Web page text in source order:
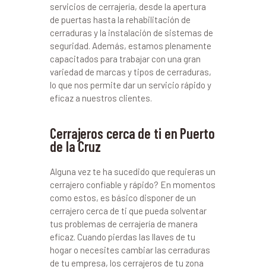
servicios de cerrajería, desde la apertura
de puertas hasta la rehabilitación de
cerraduras y la instalación de sistemas de
seguridad. Además, estamos plenamente
capacitados para trabajar con una gran
variedad de marcas y tipos de cerraduras,
lo que nos permite dar un servicio rápido y
eficaz a nuestros clientes.
Cerrajeros cerca de ti en Puerto
de la Cruz
Alguna vez te ha sucedido que requieras un
cerrajero confiable y rápido? En momentos
como estos, es básico disponer de un
cerrajero cerca de ti que pueda solventar
tus problemas de cerrajería de manera
eficaz. Cuando pierdas las llaves de tu
hogar o necesites cambiar las cerraduras
de tu empresa, los cerrajeros de tu zona